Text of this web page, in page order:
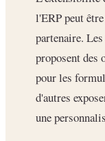
l'ERP peut
partenaire.
proposent des
pour les
d'autres
une